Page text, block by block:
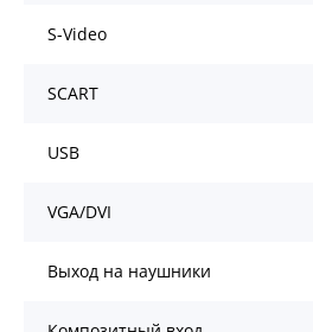
S-Video
SCART
USB
VGA/DVI
Выход на наушники